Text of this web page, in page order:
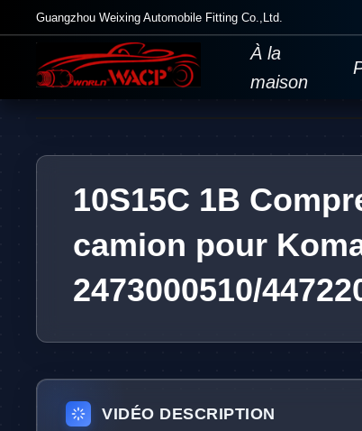
Guangzhou Weixing Automobile Fitting Co.,Ltd.
À la
maison
10S15C 1B
camion pour
2473000510/
VIDÉO DESCRIPTION